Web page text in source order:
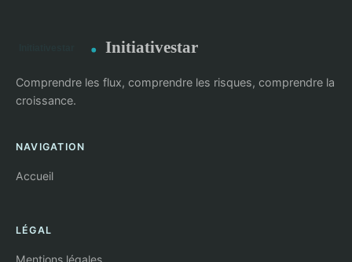
Initiativestar
Comprendre les flux, comprendre les risques, comprendre la
croissance.
NAVIGATION
Accueil
LÉGAL